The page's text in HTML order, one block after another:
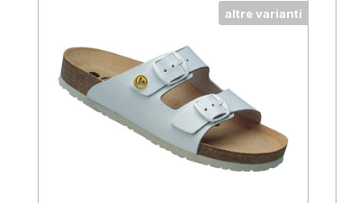
altre varianti